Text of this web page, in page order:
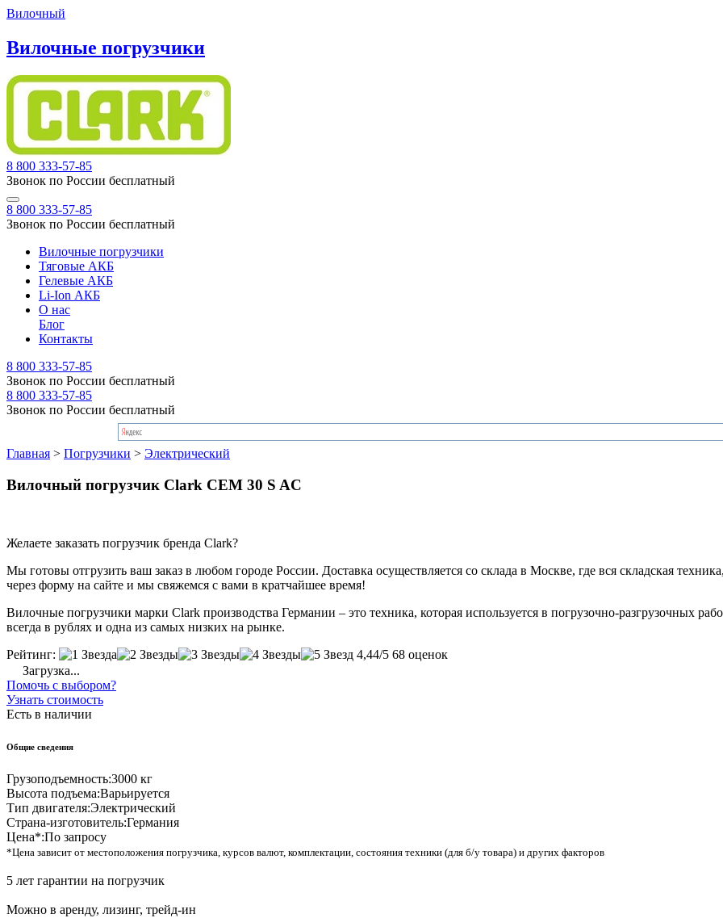
Вилочный
Вилочные погрузчики
8 800 333-57-85
Звонок по России бесплатный
8 800 333-57-85
Звонок по России бесплатный
Вилочные погрузчики
Тяговые АКБ
Гелевые АКБ
Li-Ion АКБ
О нас
Блог
Контакты
8 800 333-57-85
Звонок по России бесплатный
8 800 333-57-85
Звонок по России бесплатный
Главная > Погрузчики > Электрический
Вилочный погрузчик Clark CEM 30 S AC
Желаете заказать погрузчик бренда Clark?
Мы готовы отгрузить ваш заказ в любом городе России. Доставка осуществляется со склада в Москве, где вся складская
через форму на сайте и мы свяжемся с вами в кратчайшее время!
Вилочные погрузчики марки Clark производства Германии – это техника, которая используется в погрузочно-разгрузочных
всегда в рублях и одна из самых низких на рынке.
Рейтинг:
4,44/5 68 оценок
Загрузка...
Помочь с выбором?
Узнать стоимость
Есть в наличии
Общие сведения
Грузоподъемность:3000 кг
Высота подъема:Варьируется
Тип двигателя:Электрический
Страна-изготовитель:Германия
Цена*:По запросу
*Цена зависит от местоположения погрузчика, курсов валют, комплектации, состояния техники (для б/у товара) и других факторов
5 лет гарантии на погрузчик
Можно в аренду, лизинг, трейд-ин